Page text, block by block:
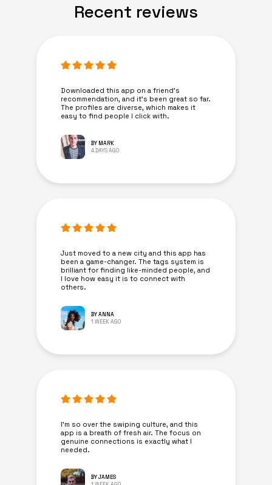
Recent reviews
Downloaded this app on a friend's
recommendation, and it’s been great so far.
The profiles are diverse, which makes it
easy to find people I click with.
BY MARK
4 DAYS AGO
Just moved to a new city and this app has
been a game-changer. The tags system is
brilliant for finding like-minded people, and
I love how easy it is to connect with
others.
BY ANNA
1 WEEK AGO
I’m so over the swiping culture, and this
app is a breath of fresh air. The focus on
genuine connections is exactly what I
needed.
BY JAMES